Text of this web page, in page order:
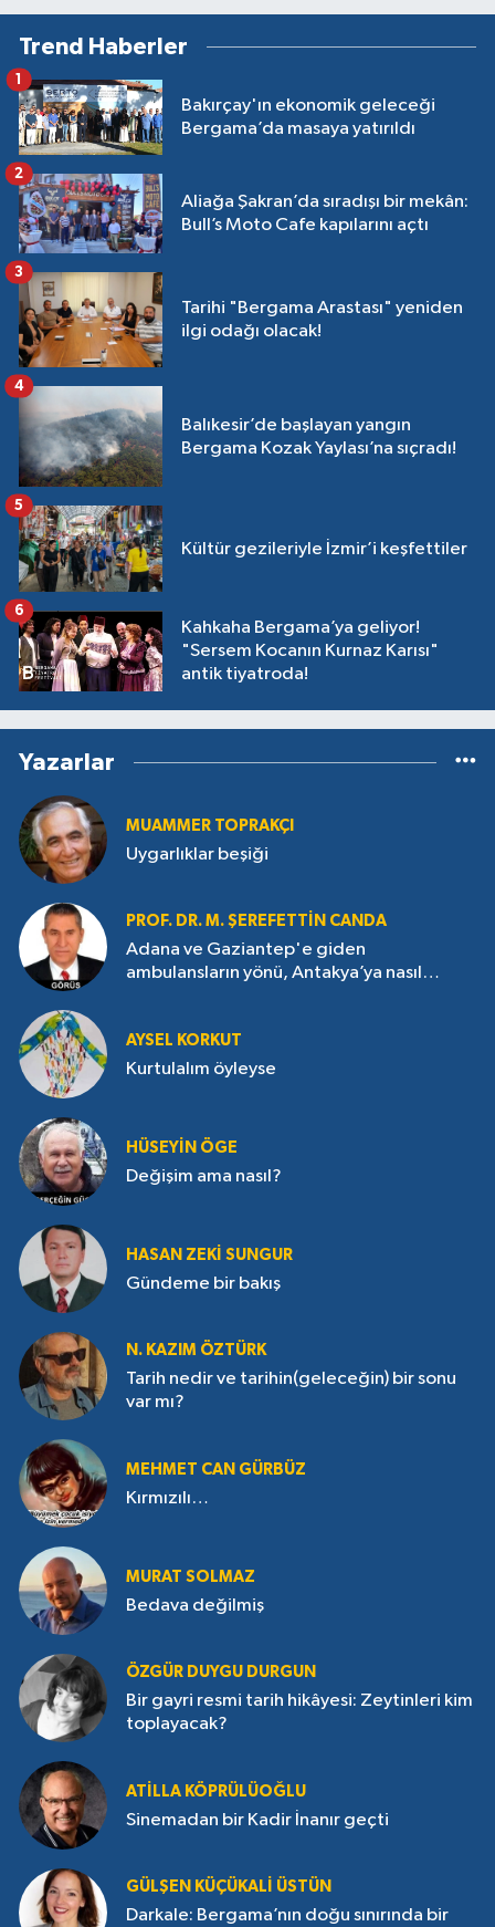
Trend Haberler
Bakırçay'ın ekonomik geleceği
Bergama’da masaya yatırıldı
1
Aliağa Şakran’da sıradışı bir mekân:
Bull’s Moto Cafe kapılarını açtı
2
Tarihi "Bergama Arastası" yeniden
ilgi odağı olacak!
3
Balıkesir’de başlayan yangın
Bergama Kozak Yaylası’na sıçradı!
4
Kültür gezileriyle İzmir’i keşfettiler
5
Kahkaha Bergama’ya geliyor!
"Sersem Kocanın Kurnaz Karısı"
antik tiyatroda!
6
Yazarlar
MUAMMER TOPRAKÇI
Uygarlıklar beşiği
PROF. DR. M. ŞEREFETTIN CANDA
Adana ve Gaziantep'e giden
ambulansların yönü, Antakya’ya nasıl
AYSEL KORKUT
Kurtulalım öyleyse
HÜSEYIN ÖGE
Değişim ama nasıl?
HASAN ZEKI SUNGUR
Gündeme bir bakış
N. KAZIM ÖZTÜRK
Tarih nedir ve tarihin(geleceğin) bir sonu
var mı?
MEHMET CAN GÜRBÜZ
Kırmızılı…
MURAT SOLMAZ
Bedava değilmiş
ÖZGÜR DUYGU DURGUN
Bir gayri resmi tarih hikâyesi: Zeytinleri kim
toplayacak?
ATILLA KÖPRÜLÜOĞLU
Sinemadan bir Kadir İnanır geçti
GÜLŞEN KÜÇÜKALI ÜSTÜN
Darkale: Bergama’nın doğu sınırında bir